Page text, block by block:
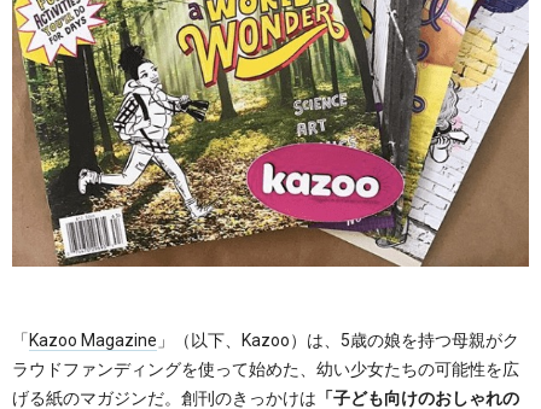
「Kazoo Magazine 」（以下、Kazoo）は、5歳の娘を持つ母親がク
ラウドファンディングを使って始めた、幼い少女たちの可能性を広
げる紙のマガジンだ。創刊のきっかけは 「子ども向けのおしゃれの